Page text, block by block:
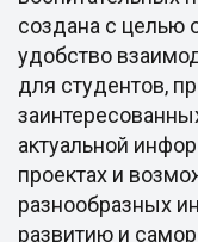
создана с целью
удобство
для студентов,
актуальной
проектах и
разнообразных
развитию и